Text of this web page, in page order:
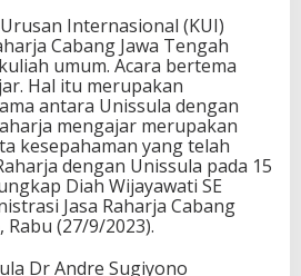
Internasional (KUI)
Cabang Jawa Tengah
umum. Acara bertema
Hal itu merupakan
antara Unissula dengan
mengajar merupakan
kesepahaman yang telah
dengan Unissula pada 15
Diah Wijayawati SE
Jasa Raharja Cabang
Rabu (27/9/2023).
Dr Andre Sugiyono